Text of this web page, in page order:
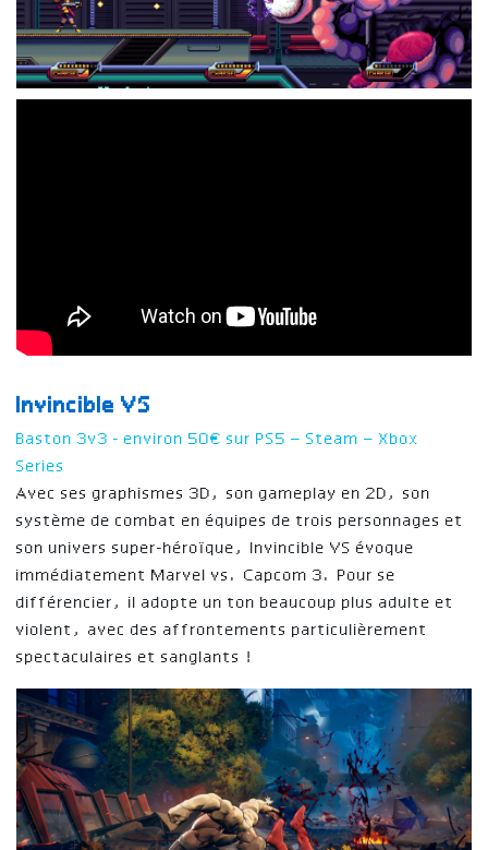
Invincible VS
Baston 3v3 - environ 50€ sur PS5 – Steam – Xbox
Series
Avec ses graphismes 3D, son gameplay en 2D, son
système de combat en équipes de trois personnages et
son univers super-héroïque, Invincible VS évoque
immédiatement Marvel vs. Capcom 3. Pour se
différencier, il adopte un ton beaucoup plus adulte et
violent, avec des affrontements particulièrement
spectaculaires et sanglants !